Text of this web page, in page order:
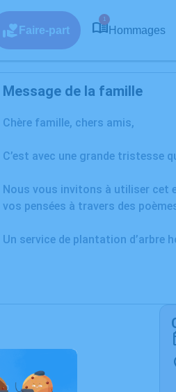
Faire-part
1
Hommages
Message de la famille
Chère famille, chers amis,
C’est avec une grande tristesse
Nous vous invitons à utiliser cet
vos pensées à travers des
Un service de plantation d’arbre